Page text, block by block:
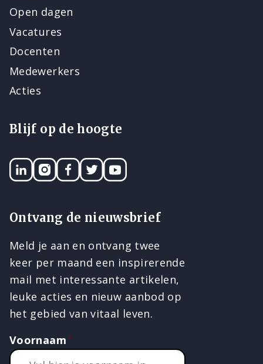
Open dagen
Vacatures
Docenten
Medewerkers
Acties
Blijf op de hoogte
LinkedINInstagram
Facebook
TwitterYouTube
Ontvang de nieuwsbrief
Meld je aan en ontvang twee
keer per maand een inspirerende
mail met interessante artikelen,
leuke acties en nieuw aanbod op
het gebied van vitaal leven.
Voornaam